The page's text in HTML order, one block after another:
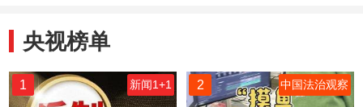
央视榜单
1 新闻1+1 2 中国法治观察